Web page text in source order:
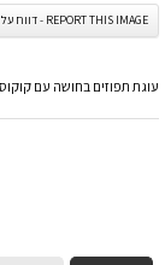
REPORT THIS IMAGE - דווח על תמונה זו
עוגת תפוזים בחושה עם